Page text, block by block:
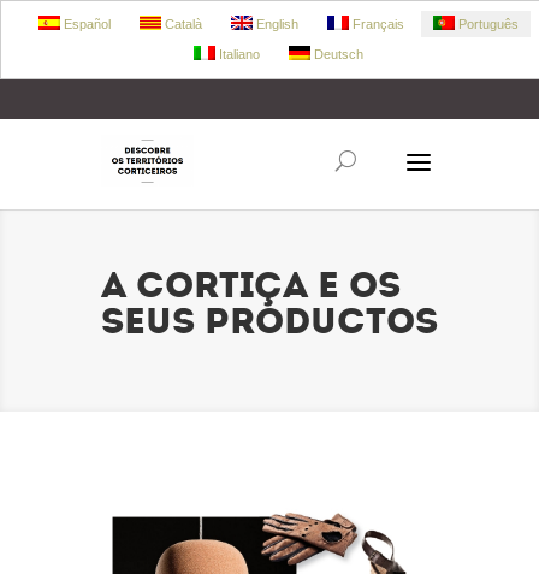
A CORTIÇA E OS
SEUS PRODUCTOS
Español Català English Français Português
Italiano Deutsch